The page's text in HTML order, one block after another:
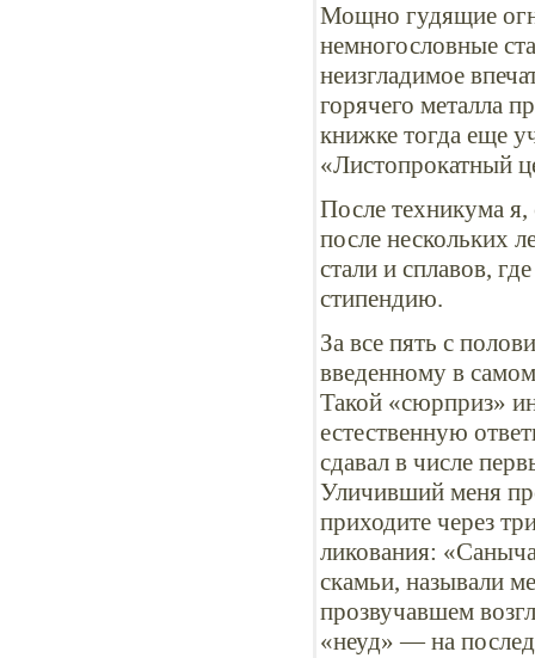
Мощно гудящие
немногословные
неизгладимое
горячего металла
книжке тогда еще
«Листопрокатный
После техникума
после нескольких
стали и сплавов,
стипендию.
За все пять с
введенному в
Такой «сюрприз»
естественную
сдавал в числе
Уличивший меня
приходите через
ликования:
скамьи, называли
прозвучавшем
«неуд» — на